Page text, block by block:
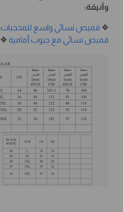
وأنيقة:
❖ قميص نسائي واسع للمحجبات
قميص نسائي مع جيوب أمامية ❖